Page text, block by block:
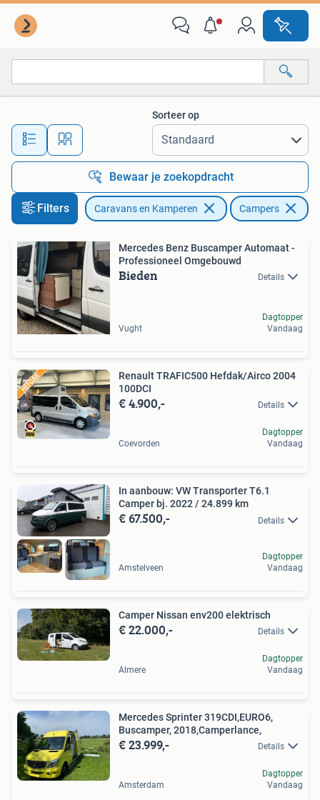
Alle afstanden…
Sorteer op
Bewaar je zoekopdracht
Filters Caravans en Kamperen Campers
Mercedes Benz Buscamper Automaat -
Professioneel Omgebouwd
Bieden Details
Vught
Dagtopper
Vandaag
Renault TRAFIC500 Hefdak/Airco 2004
100DCI
€ 4.900,- Details
Coevorden
Dagtopper
Vandaag
In aanbouw: VW Transporter T6.1
Camper bj. 2022 / 24.899 km
€ 67.500,- Details
Amstelveen
Dagtopper
Vandaag
Camper Nissan env200 elektrisch
€ 22.000,- Details
Almere
Dagtopper
Vandaag
Mercedes Sprinter 319CDI,EURO6,
Buscamper, 2018,Camperlance,
€ 23.999,- Details
Amsterdam
Dagtopper
Vandaag